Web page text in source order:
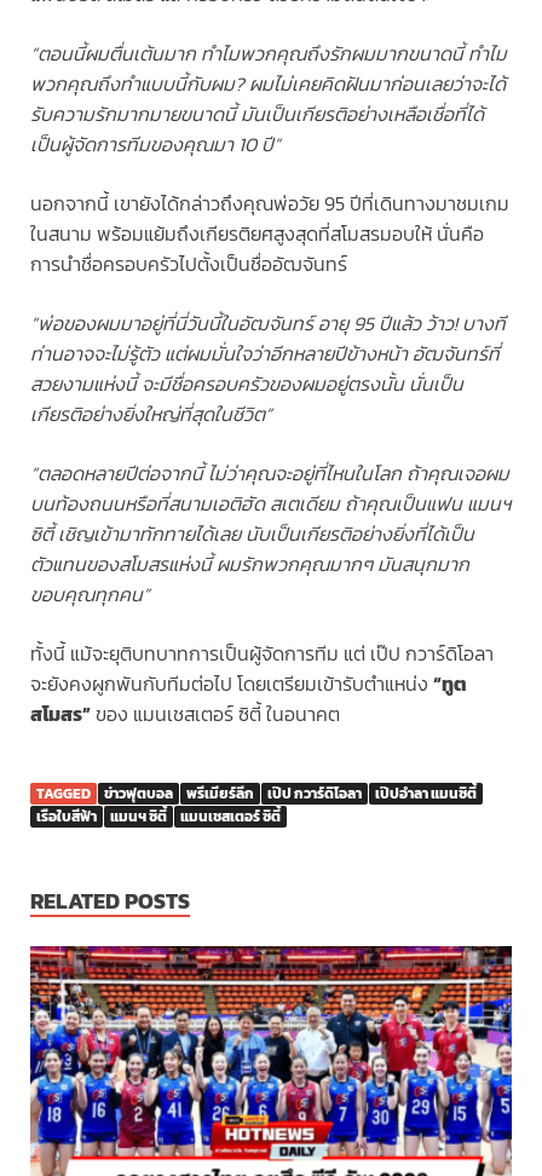
“ตอนนี้ผมตื่นเต้นมาก ทำไมพวกคุณถึงรักผมมากขนาดนี้ ทำไม
พวกคุณถึงทำแบบนี้กับผม? ผมไม่เคยคิดฝันมาก่อนเลยว่าจะได้
รับความรักมากมายขนาดนี้ มันเป็นเกียรติอย่างเหลือเชื่อที่ได้
เป็นผู้จัดการทีมของคุณมา 10 ปี”
นอกจากนี้ เขายังได้กล่าวถึงคุณพ่อวัย 95 ปีที่เดินทางมาชมเกม
ในสนาม พร้อมแย้มถึงเกียรติยศสูงสุดที่สโมสรมอบให้ นั่นคือ
การนำชื่อครอบครัวไปตั้งเป็นชื่ออัฒจันทร์
“พ่อของผมมาอยู่ที่นี่วันนี้ในอัฒจันทร์ อายุ 95 ปีแล้ว ว้าว! บางที
ท่านอาจจะไม่รู้ตัว แต่ผมมั่นใจว่าอีกหลายปีข้างหน้า อัฒจันทร์ที่
สวยงามแห่งนี้ จะมีชื่อครอบครัวของผมอยู่ตรงนั้น นั่นเป็น
เกียรติอย่างยิ่งใหญ่ที่สุดในชีวิต”
“ตลอดหลายปีต่อจากนี้ ไม่ว่าคุณจะอยู่ที่ไหนในโลก ถ้าคุณเจอผม
บนท้องถนนหรือที่สนามเอติฮัด สเตเดียม ถ้าคุณเป็นแฟน แมนฯ
ซิตี้ เชิญเข้ามาทักทายได้เลย นับเป็นเกียรติอย่างยิ่งที่ได้เป็น
ตัวแทนของสโมสรแห่งนี้ ผมรักพวกคุณมากๆ มันสนุกมาก
ขอบคุณทุกคน”
ทั้งนี้ แม้จะยุติบทบาทการเป็นผู้จัดการทีม แต่ เป๊ป กวาร์ดิโอลา
จะยังคงผูกพันกับทีมต่อไป โดยเตรียมเข้ารับตำแหน่ง “ทูต
สโมสร”ของ แมนเชสเตอร์ ซิตี้ ในอนาคต
TAGGED ข่าวฟุตบอล พรีเมียร์ลีก เป๊ป กวาร์ดิโอลา
เป๊ปอำลา แมนซิตี้
เรือใบสีฟ้า
แมนฯ ซิตี้ แมนเชสเตอร์ ซิตี้
RELATED POSTS